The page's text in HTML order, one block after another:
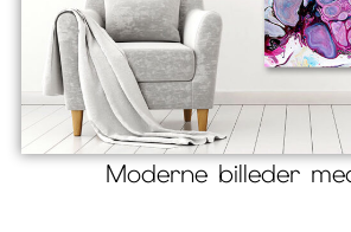
Moderne billeder